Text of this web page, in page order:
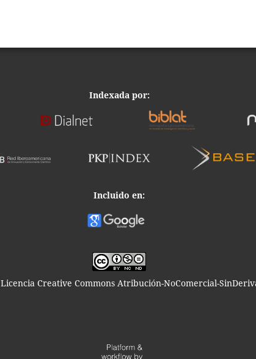
Indexada por:
Incluido en:
Licencia Creative Commons Atribución-NoComercial-